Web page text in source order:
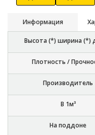
Информация
Высота (*) ширина (*)
Плотность /
Производитель
В 1м³
На поддоне